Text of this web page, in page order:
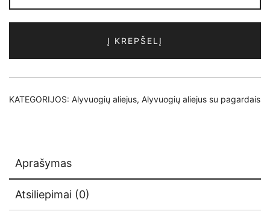
Ypač
alyvuogių
aliejus
su
250
Į KREPŠELĮ
KATEGORIJOS: Alyvuogių aliejus, Alyvuogių aliejus su pagardais
Aprašymas
Atsiliepimai (0)